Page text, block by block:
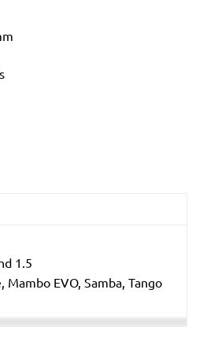
1.5
Mambo EVO, Samba, Tango